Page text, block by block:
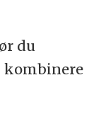
du
kombinere